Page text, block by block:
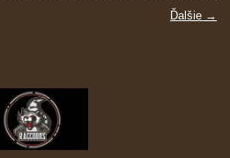
Ďalšie →